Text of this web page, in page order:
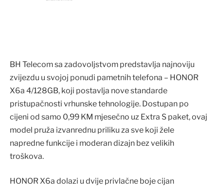
BH Telecom sa zadovoljstvom predstavlja najnoviju
zvijezdu u svojoj ponudi pametnih telefona – HONOR
X6a 4/128GB, koji postavlja nove standarde
pristupačnosti vrhunske tehnologije. Dostupan po
cijeni od samo 0,99 KM mjesečno uz Extra S paket, ovaj
model pruža izvanrednu priliku za sve koji žele
napredne funkcije i moderan dizajn bez velikih
troškova.
HONOR X6a dolazi u dvije privlačne boje cijan